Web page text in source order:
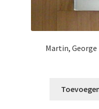
Martin,